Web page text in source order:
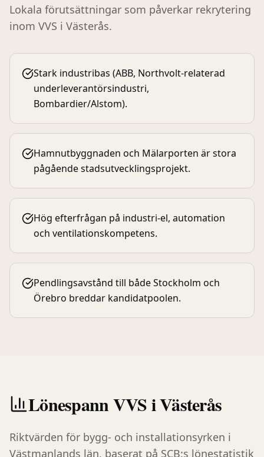
Lokala förutsättningar som påverkar rekrytering
inom VVS i Västerås.
Stark industribas (ABB, Northvolt-relaterad
underleverantörsindustri,
Bombardier/Alstom).
Hamnutbyggnaden och Mälarporten är stora
pågående stadsutvecklingsprojekt.
Hög efterfrågan på industri-el, automation
och ventilationskompetens.
Pendlingsavstånd till både Stockholm och
Örebro breddar kandidatpoolen.
LönespannVVSiVästerås
Riktvärden för bygg- och installationsyrken i
Västmanlands län, baserat på SCB:s lönestatistik